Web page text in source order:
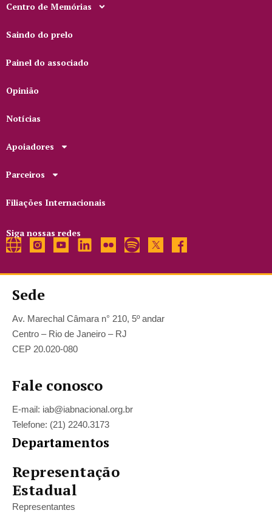
Centro de Memórias
Saindo do prelo
Painel do associado
Opinião
Notícias
Apoiadores
Parceiros
Filiações Internacionais
Siga nossas redes
Sede
Av. Marechal Câmara n° 210, 5º andar
Centro – Rio de Janeiro – RJ
CEP 20.020-080
Fale conosco
E-mail: iab@iabnacional.org.br
Telefone: (21) 2240.3173
Departamentos
Representação
Estadual
Representantes